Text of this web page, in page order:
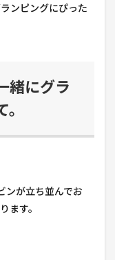
ンピングにぴった
緒にグラ
ンが立ち並んでお
ます。